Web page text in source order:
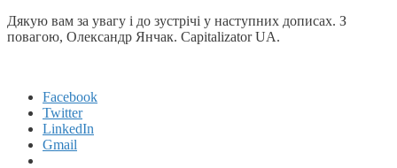
Дякую вам за увагу і до зустрічі у наступних дописах. З
повагою, Олександр Янчак. Capitalizator UA.
Facebook
Twitter
LinkedIn
Gmail